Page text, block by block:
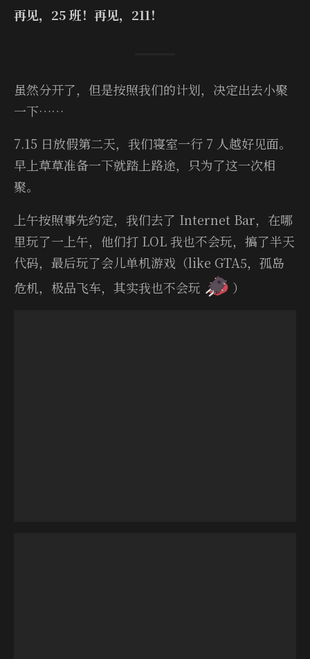
再见，25 班！再见，211！
虽然分开了，但是按照我们的计划，决定出去小聚
一下……
7.15 日放假第二天，我们寝室一行 7 人越好见面。
早上草草准备一下就踏上路途，只为了这一次相
聚。
上午按照事先约定，我们去了 In­ter­net Bar，在哪
里玩了一上午，他们打 LOL 我也不会玩，搞了半天
代码，最后玩了会儿单机游戏（like GTA5，孤岛
危机，极品飞车，其实我也不会玩
）